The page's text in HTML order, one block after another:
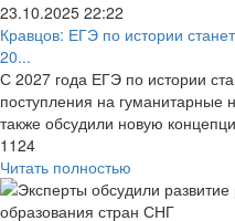
23.10.2025 22:22
Кравцов: ЕГЭ по истории
20...
С 2027 года ЕГЭ по истории
поступления на
также обсудили новую
1124
Читать полностью